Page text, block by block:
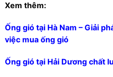
Xem thêm:
Ống gió tại Hà Nam – Giải
việc mua ống gió
Ống gió tại Hải Dương chất